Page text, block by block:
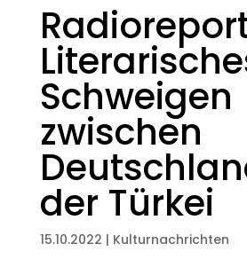
Schweigen
zwischen
der Türkei
15.10.2022 | Kulturnachrichten